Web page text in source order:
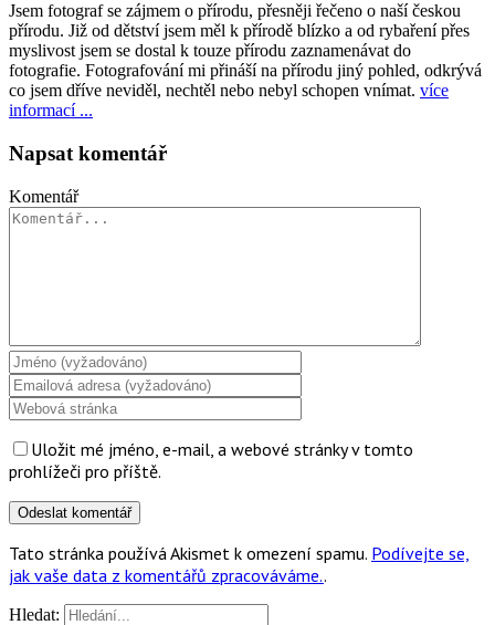
Jsem fotograf se zájmem o přírodu, přesněji řečeno o naší českou
přírodu. Již od dětství jsem měl k přírodě blízko a od rybaření přes
myslivost jsem se dostal k touze přírodu zaznamenávat do
fotografie. Fotografování mi přináší na přírodu jiný pohled, odkrývá
co jsem dříve neviděl, nechtěl nebo nebyl schopen vnímat. více
informací ...
Napsat komentář
Komentář
Uložit mé jméno, e-mail, a webové stránky v tomto
prohlížeči pro příště.
Tato stránka používá Akismet k omezení spamu. Podívejte se,
jak vaše data z komentářů zpracováváme..
Hledat: